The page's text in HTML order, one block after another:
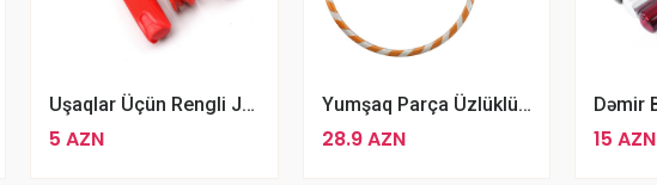
Uşaqlar Üçün Rengli JUMP ROPE Plastik Saplı Sadə Atlama İpi
5 AZN
Yumşaq Parça Üzlüklü 87sm Obruch 2kq Ağırlıqda Fitness Halqası
28.9 AZN 15 AZN